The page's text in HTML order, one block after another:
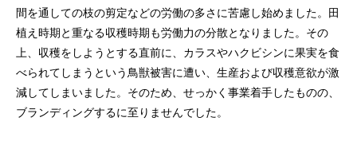
間を通しての枝の剪定などの労働の多さに苦慮し始めました。田
植え時期と重なる収穫時期も労働力の分散となりました。その
上、収穫をしようとする直前に、カラスやハクビシンに果実を食
べられてしまうという鳥獣被害に遭い、生産および収穫意欲が激
減してしまいました。そのため、せっかく事業着手したものの、
ブランディングするに至りませんでした。